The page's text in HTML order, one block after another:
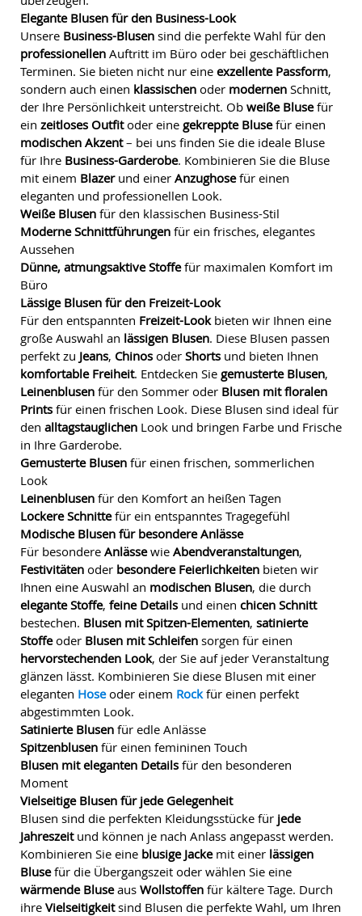
Elegante Blusen für den Business-Look
Unsere Business-Blusen sind die perfekte Wahl für den
professionellen Auftritt im Büro oder bei geschäftlichen
Terminen. Sie bieten nicht nur eine exzellente Passform,
sondern auch einen klassischen oder modernen Schnitt,
der Ihre Persönlichkeit unterstreicht. Ob weiße Blusefür
ein zeitloses Outfitoder eine gekreppte Blusefür einen
modischen Akzent– bei uns finden Sie die ideale Bluse
für Ihre Business-Garderobe. Kombinieren Sie die Bluse
mit einem Blazerund einer Anzughosefür einen
eleganten und professionellen Look.
Weiße Blusen für den klassischen Business-Stil
Moderne Schnittführungen für ein frisches, elegantes
Aussehen
Dünne, atmungsaktive Stoffefür maximalen Komfort im
Büro
Lässige Blusen für den Freizeit-Look
Für den entspannten Freizeit-Lookbieten wir Ihnen eine
große Auswahl an lässigen Blusen. Diese Blusen passen
perfekt zu Jeans, Chinos oder Shorts und bieten Ihnen
komfortable Freiheit. Entdecken Sie gemusterte Blusen,
Leinenblusen für den Sommer oder Blusen mit floralen
Prints für einen frischen Look. Diese Blusen sind ideal für
den alltagstauglichen Look und bringen Farbe und Frische
in Ihre Garderobe.
Gemusterte Blusen für einen frischen, sommerlichen
Look
Leinenblusen für den Komfort an heißen Tagen
Lockere Schnittefür ein entspanntes Tragegefühl
Modische Blusen für besondere Anlässe
Für besondere Anlässewie Abendveranstaltungen,
Festivitäten oder besondere Feierlichkeiten bieten wir
Ihnen eine Auswahl an modischen Blusen, die durch
elegante Stoffe, feine Details und einen chicen Schnitt
bestechen. Blusen mit Spitzen-Elementen, satinierte
Stoffeoder Blusen mit Schleifen sorgen für einen
hervorstechenden Look, der Sie auf jeder Veranstaltung
glänzen lässt. Kombinieren Sie diese Blusen mit einer
eleganten Hoseoder einem Rockfür einen perfekt
abgestimmten Look.
Satinierte Blusen für edle Anlässe
Spitzenblusen für einen femininen Touch
Blusen mit eleganten Details für den besonderen
Moment
Vielseitige Blusen für jede Gelegenheit
Blusen sind die perfekten Kleidungsstücke für jede
Jahreszeitund können je nach Anlass angepasst werden.
Kombinieren Sie eine blusige Jackemit einer lässigen
Blusefür die Übergangszeit oder wählen Sie eine
wärmende Bluseaus Wollstoffen für kältere Tage. Durch
ihre Vielseitigkeitsind Blusen die perfekte Wahl, um Ihren